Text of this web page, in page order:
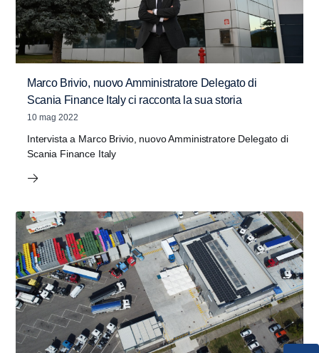
Marco Brivio, nuovo Amministratore Delegato di
Scania Finance Italy ci racconta la sua storia
10 mag 2022
Intervista a Marco Brivio, nuovo Amministratore Delegato di
Scania Finance Italy